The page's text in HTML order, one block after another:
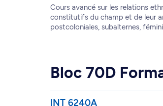
Cours avancé sur les relations
constitutifs du champ et de leur
postcoloniales, subalternes,
Bloc 70D
INT 6240A